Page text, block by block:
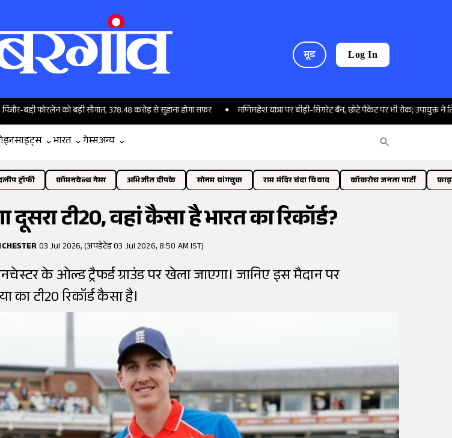
मूड Log In
फोरलेन को बड़ी सौगात, 378.48 करोड़ से सुहाना होगा सफर मणिमहेश यात्रा पर बीड़ी-सिगरेट बैन, छोटे पैकेट पर भी रोक; उपायुक्त ने लिया जायजा
इनसाइट्स भारत गेम्सअन्य
ट्रॉफी कॉमनवेल्थ गेम्स अभिजीत दीपके सोनम वांगचुक राम मंदिर चंदा विवाद कॉकरोच जनता पार्टी
टी20, वहां कैसा है भारत का रिकॉर्ड?
03 Jul 2026, (अपडेटेड 03 Jul 2026, 8:50 AM IST)
के ओल्ड ट्रैफर्ड ग्राउंड पर खेला जाएगा। जानिए इस मैदान पर
का टी20 रिकॉर्ड कैसा है।